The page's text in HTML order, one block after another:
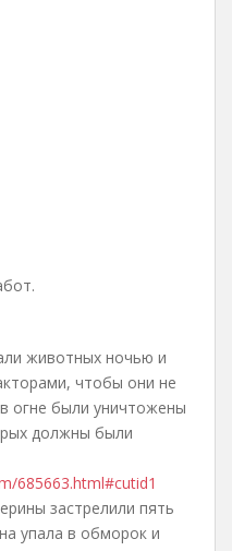
животных ночью и
чтобы они не
огне были уничтожены
должны были
685663.html#cutid1
застрелили пять
упала в обморок и